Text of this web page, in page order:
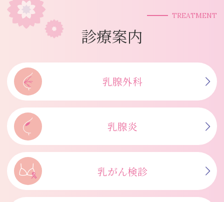
診療案内
TREATMENT
乳腺外科
乳腺炎
乳がん検診